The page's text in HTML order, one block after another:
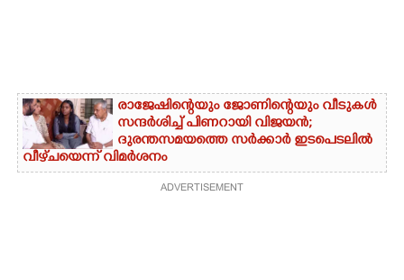
രാജേഷിന്റെയും ജോണിന്റെയും വീടുകൾ
സന്ദർശിച്ച് പിണറായി വിജയൻ;
ദുരന്തസമയത്തെ സർക്കാർ ഇടപെടലിൽ
വീഴ്‌ചയെന്ന് വിമർശനം
ADVERTISEMENT